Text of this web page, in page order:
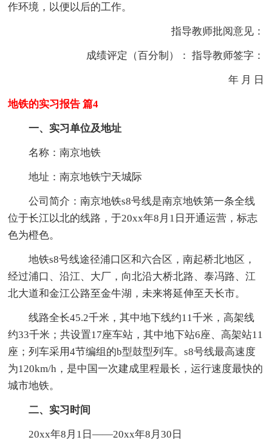
作环境，以便以后的工作。
指导教师批阅意见：
成绩评定（百分制）： 指导教师签字：
年 月 日
地铁的实习报告 篇4
一、实习单位及地址
名称：南京地铁
地址：南京地铁宁天城际
公司简介：南京地铁s8号线是南京地铁第一条全线
位于长江以北的线路，于20xx年8月1日开通运营，标志
色为橙色。
地铁s8号线途径浦口区和六合区，南起桥北地区，
经过浦口、沿江、大厂，向北沿大桥北路、泰冯路、江
北大道和金江公路至金牛湖，未来将延伸至天长市。
线路全长45.2千米，其中地下线约11千米，高架线
约33千米；共设置17座车站，其中地下站6座、高架站11
座；列车采用4节编组的b型鼓型列车。s8号线最高速度
为120km/h，是中国一次建成里程最长，运行速度最快的
城市地铁。
二、实习时间
20xx年8月1日——20xx年8月30日